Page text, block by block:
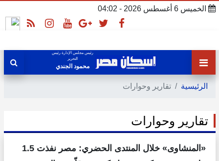
الخميس 6 أغسطس 2026 - 04:02
رئيس مجلس الإدارة رئيس
التحرير
محمود الجندي
الرئيسية تقارير وحوارات
تقارير وحوارات
«المنشاوى» خلال المنتدى الحضري: مصر نفذت 1.5